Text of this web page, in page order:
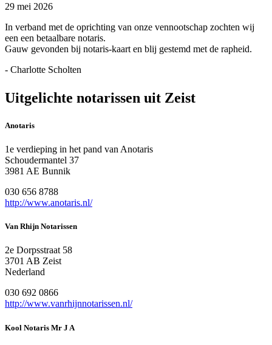
29 mei 2026
In verband met de oprichting van onze vennootschap zochten wij
een een betaalbare notaris.
Gauw gevonden bij notaris-kaart en blij gestemd met de rapheid.
- Charlotte Scholten
Uitgelichte notarissen uit Zeist
Anotaris
1e verdieping in het pand van Anotaris
Schoudermantel 37
3981 AE Bunnik
030 656 8788
http://www.anotaris.nl/
Van Rhijn Notarissen
2e Dorpsstraat 58
3701 AB Zeist
Nederland
030 692 0866
http://www.vanrhijnnotarissen.nl/
Kool Notaris Mr J A